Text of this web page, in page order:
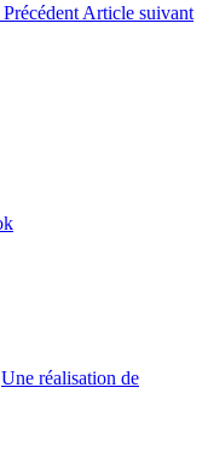
Précédent Article suivant
Une réalisation de